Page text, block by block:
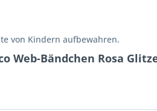
von Kindern aufbewahren.
Web-Bändchen Rosa